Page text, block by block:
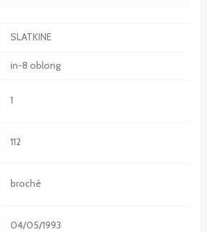
SLATKINE
in-8 oblong
1
112
broché
04/05/1993